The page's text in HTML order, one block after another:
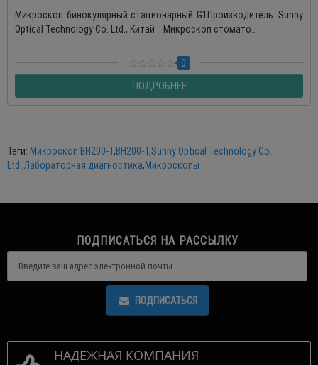
Микроскоп бинокулярный стационарный G1Производитель: Sunny
Optical Technology Co. Ltd., Китай Микроскоп стомато..
0
ПОДРОБНЕЕ
Теги: Микроскоп BH200-T,BH200-T,Sunny Optical Technology Co.
Ltd.,Лабораторная диагностика,Микроскопы
ПОДПИСАТЬСЯ НА РАССЫЛКУ
ПОДПИСАТЬСЯ
НАДЕЖНАЯ КОМПАНИЯ